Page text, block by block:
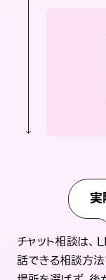
チャット相談は
話できる相談方法